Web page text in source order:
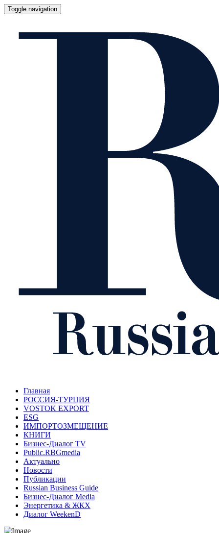
Toggle navigation
Главная
РОССИЯ-ТУРЦИЯ
VOSTOK EXPORT
ESG
ИМПОРТОЗМЕЩЕНИЕ
КНИГИ
Бизнес-Диалог TV
Public.RBGmedia
Актуально
Новости
Публикации
Russian Business Guide
Бизнес-Диалог Media
Энергетика & ЖКХ
Диалог WeekenD